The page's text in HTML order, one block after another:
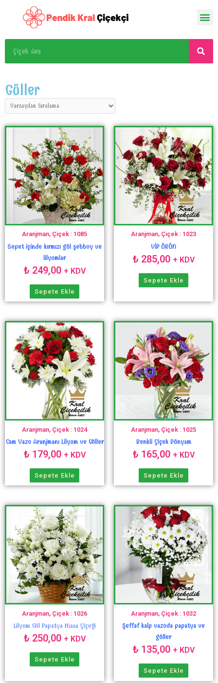
Güller
Aranjman, Çiçek : 1085
Sepet içinde kırmızı gül şebboy ve
lilyumlar
₺ 249,00 + KDV
Sepete Ekle
Aranjman, Çiçek : 1023
VİP ÜRÜN
₺ 285,00 + KDV
Sepete Ekle
Aranjman, Çiçek : 1024
Cam Vazo Aranjmanı Lilyum ve Güller
₺ 179,00 + KDV
Sepete Ekle
Aranjman, Çiçek : 1025
Renkli Çiçek Dünyam
₺ 165,00 + KDV
Sepete Ekle
Aranjman, Çiçek : 1026
Lilyum Gül Papatya Masa Çiçeği
₺ 250,00 + KDV
Sepete Ekle
Aranjman, Çiçek : 1032
Şeffaf kalp vazoda papatya ve
güller
₺ 135,00 + KDV
Sepete Ekle